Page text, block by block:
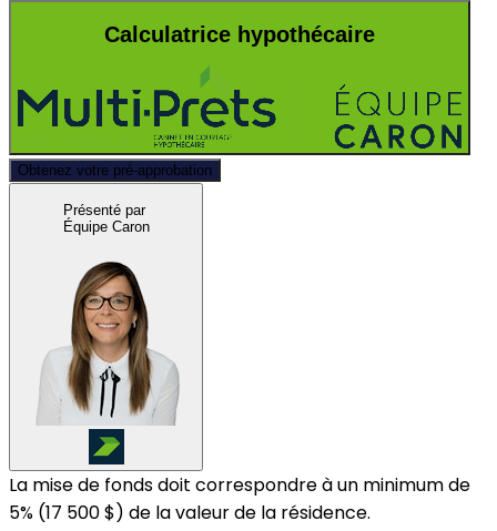
Calculatrice hypothécaire
Obtenez votre pré-approbation
Présenté par
Équipe Caron
La mise de fonds doit correspondre à un minimum de
5% (17 500 $) de la valeur de la résidence.